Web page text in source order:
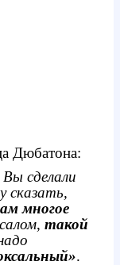
Дюбатона:
сделали
сказать,
многое
, такой
.